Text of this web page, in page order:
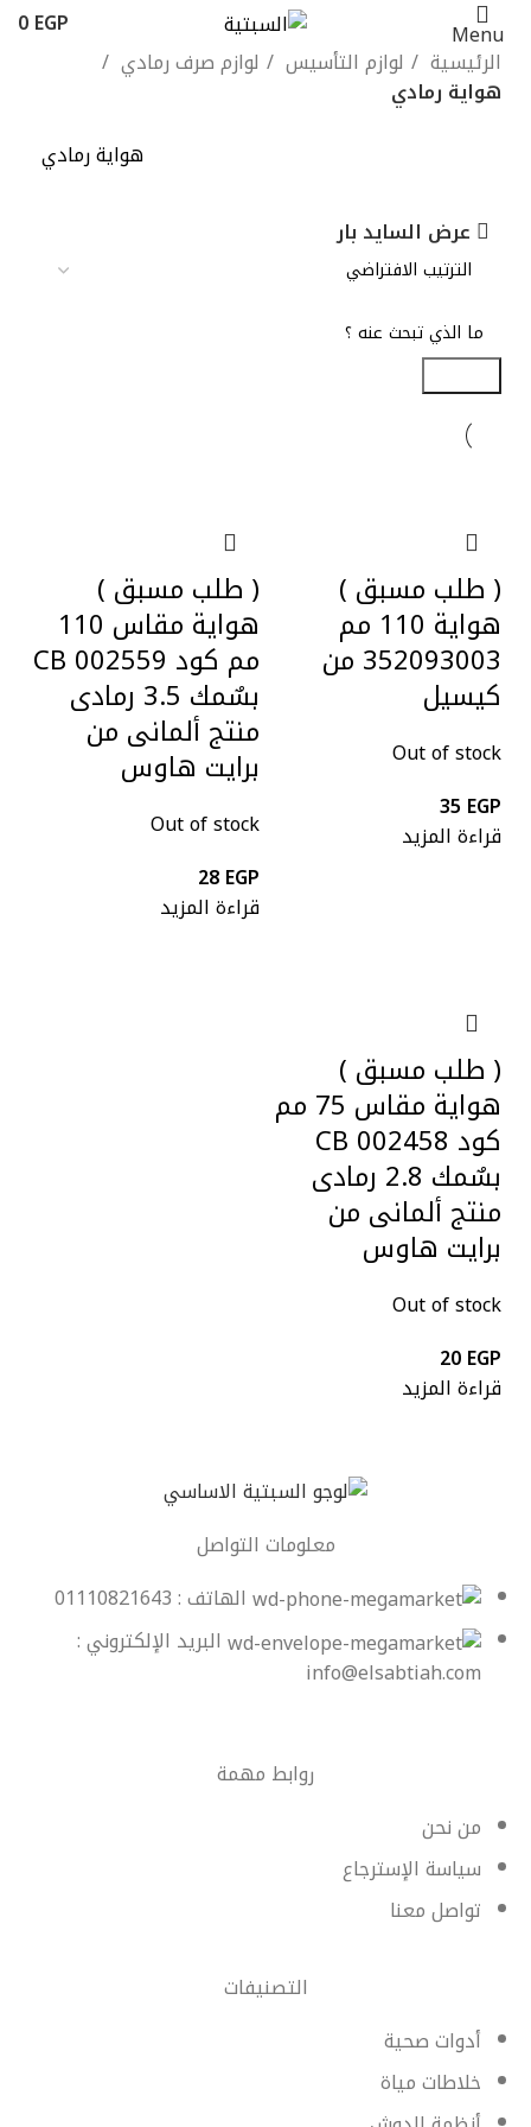
Menu
0EGP
الرئيسية
لوازم التأسيس
لوازم صرف رمادي
هواية رمادي
هواية رمادي
عرض السايد بار
( طلب مسبق )
هواية 110 مم
352093003 من
كيسيل
Out of stock
35 EGP
قراءة المزيد
( طلب مسبق )
هواية مقاس 110
مم كود CB 002559
بسٌمك 3.5 رمادى
منتج ألمانى من
برايت هاوس
Out of stock
28EGP
قراءة المزيد
( طلب مسبق )
هواية مقاس 75 مم
كود CB 002458
بسٌمك 2.8 رمادى
منتج ألمانى من
برايت هاوس
Out of stock
20EGP
قراءة المزيد
معلومات التواصل
الهاتف : 01110821643
البريد الإلكتروني :
info@elsabtiah.com
روابط مهمة
من نحن
سياسة الإسترجاع
تواصل معنا
التصنيفات
أدوات صحية
خلاطات مياة